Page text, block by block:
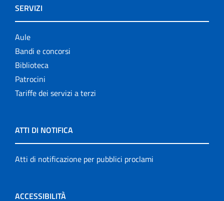
SERVIZI
Aule
Bandi e concorsi
Biblioteca
Patrocini
Tariffe dei servizi a terzi
ATTI DI NOTIFICA
Atti di notificazione per pubblici proclami
ACCESSIBILITÀ